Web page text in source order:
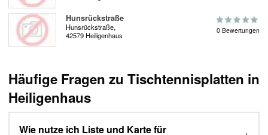
Hunsrückstraße
Hunsrückstraße,
42579 Heiligenhaus
0 Bewertungen
Häufige Fragen zu Tischtennisplatten in
Heiligenhaus
Wie nutze ich Liste und Karte für